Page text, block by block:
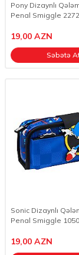
Pony Dizaynlı
Penal Smiggle
19,00 AZN
Səbətə
Sonic Dizaynlı
Penal Smiggle
19,00 AZN